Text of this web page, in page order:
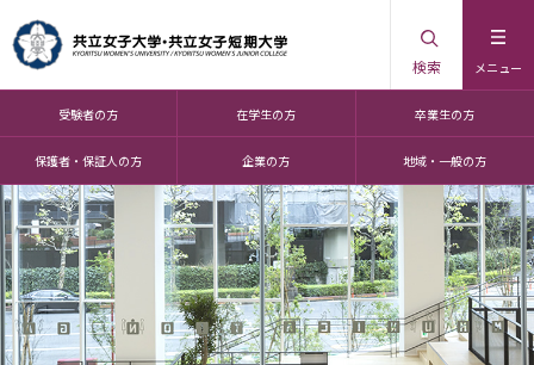
メニュー
検索
受験者の方 在学生の方 卒業生の方
保護者・保証人の方 企業の方 地域・一般の方